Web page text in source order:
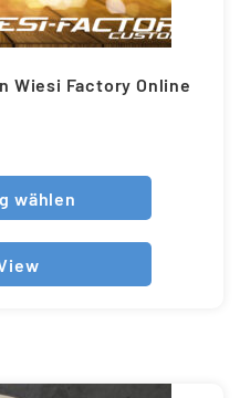
Wiesi Factory Online
wählen